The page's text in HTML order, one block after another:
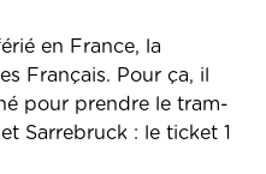
en France, la
Français. Pour ça, il
pour prendre le tram-
Sarrebruck : le ticket 1